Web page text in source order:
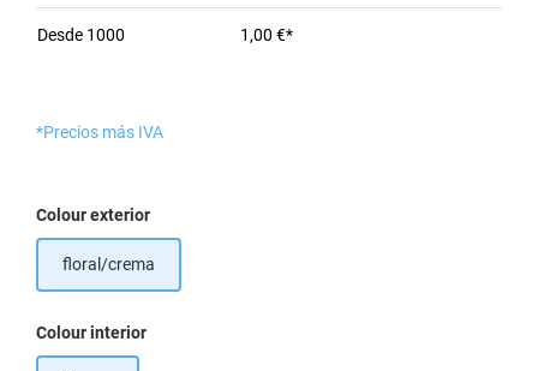
Desde 1000 1,00 €*
*Precios más IVA
Seleccione
Colour exterior
floral/crema
Seleccione
Colour interior